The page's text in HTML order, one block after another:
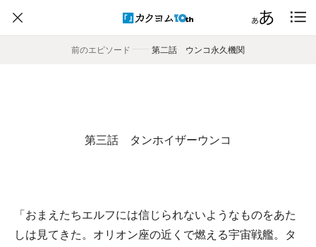
前のエピソード
―― 第二話 ウンコ永久機関
第三話 タンホイザーウンコ
「おまえたちエルフには信じられないようなものをあた
しは見てきた。オリオン座の近くで燃える宇宙戦艦。タ